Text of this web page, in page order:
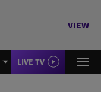
VIEW
LIVE TV